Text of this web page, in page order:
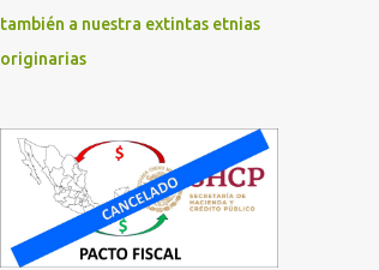
también a nuestra extintas etnias
originarias